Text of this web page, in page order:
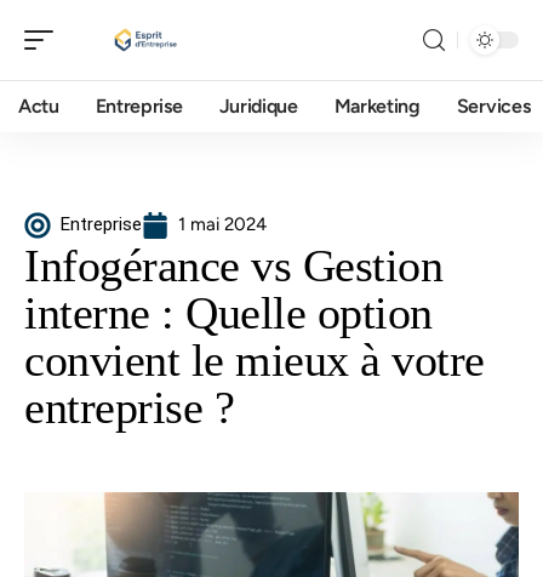
Actu Entreprise Juridique Marketing Services
Entreprise 1 mai 2024
Infogérance vs Gestion
interne : Quelle option
convient le mieux à votre
entreprise ?